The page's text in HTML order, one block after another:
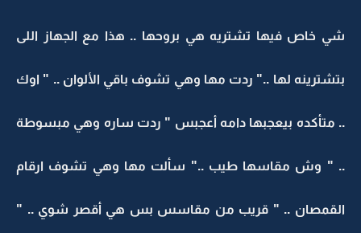
شي خاص فيها تشتريه هي بروحها .. هذا مع الجهاز اللى
بتشترينه لها .." ردت مها وهي تشوف باقي الألوان .. " اوك
.. متأكده بيعجبها دامه أعجبس " ردت ساره وهي مبسوطة
.. " وش مقاسها طيب .." سألت مها وهي تشوف ارقام
القمصان .. " قريب من مقاسس بس هي أقصر شوي .. "